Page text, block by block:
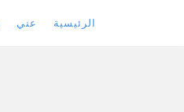
الرئيسية عني